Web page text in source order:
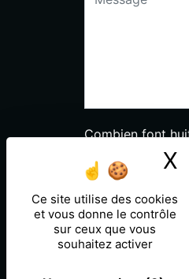
Ce site utilise des cookies
et vous donne le contrôle
sur ceux que vous
souhaitez activer
X
Combien font
En cochant